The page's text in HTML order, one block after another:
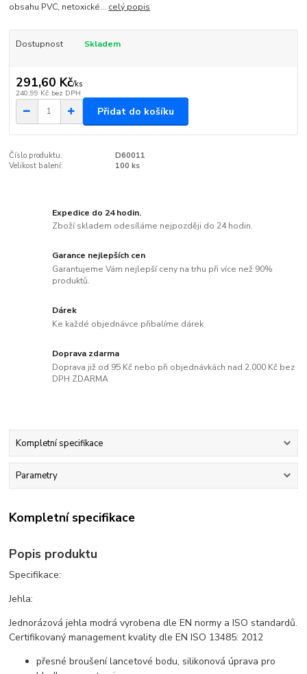
obsahu PVC, netoxické... celý popis
Dostupnost Skladem
291,60 Kč/ks
240,99 Kč bez DPH
Přidat do košíku
Číslo produktu:
D60011
Velikost balení:
100 ks
Expedice do 24 hodin.
Zboží skladem odesíláme nejpozději do 24 hodin.
Garance nejlepších cen
Garantujeme Vám nejlepší ceny na trhu při více než 90%
produktů.
Dárek
Ke každé objednávce přibalíme dárek
Doprava zdarma
Doprava již od 95 Kč nebo při objednávkách nad 2.000 Kč bez
DPH ZDARMA
Kompletní specifikace
Parametry
Kompletní specifikace
Popis produktu
Specifikace:
Jehla:
Jednorázová jehla modrá vyrobena dle EN normy a ISO standardů.
Certifikovaný management kvality dle EN ISO 13485: 2012
přesné broušení lancetové bodu, silikonová úprava pro